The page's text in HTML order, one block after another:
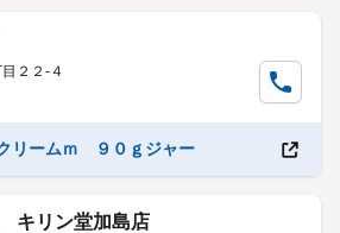
２２-４
リームｍ ９０ｇジャー
キリン堂加島店